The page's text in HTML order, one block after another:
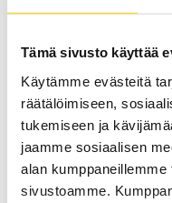
Tämä sivusto käyttää
Käytämme evästeitä
räätälöimiseen,
tukemiseen ja
jaamme sosiaalisen
alan
sivustoamme.
Tekscan